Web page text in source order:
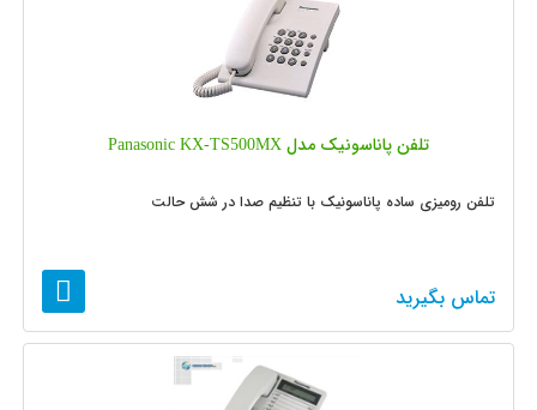
تلفن پاناسونیک مدل Panasonic KX-TS500MX
تلفن رومیزی ساده پاناسونیک با تنظیم صدا در شش حالت
تماس بگیرید